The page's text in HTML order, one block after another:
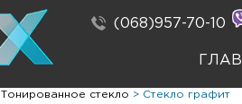
(068)957-70-10
Тонированное стекло > Стекло графит